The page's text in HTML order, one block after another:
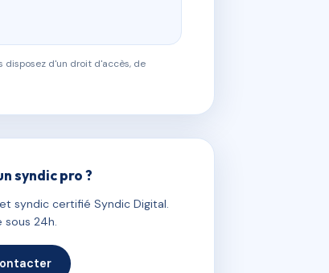
disposez d'un droit d'accès, de
syndic pro ?
syndic certifié Syndic Digital.
sous 24h.